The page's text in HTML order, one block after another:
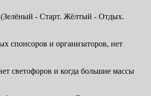
- Старт. Жёлтый - Отдых.
спонсоров и организаторов, нет
светофоров и когда большие массы